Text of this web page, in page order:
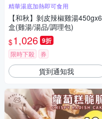
精華湯底加熱即可食用
【和秋】剝皮辣椒雞湯450gx6
盒(雞湯/湯品/調理包)
$1,026 9折
限時下殺 券
貨到通知我